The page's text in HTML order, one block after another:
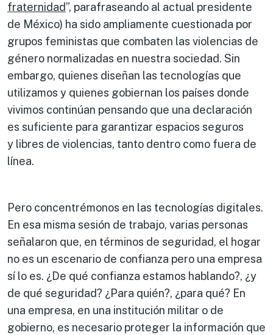
fraternidad”, parafraseando al actual presidente
de México) ha sido ampliamente cuestionada por
grupos feministas que combaten las violencias de
género normalizadas en nuestra sociedad. Sin
embargo, quienes diseñan las tecnologías que
utilizamos y quienes gobiernan los países donde
vivimos continúan pensando que una declaración
es suficiente para garantizar espacios seguros
y libres de violencias, tanto dentro como fuera de
línea.
Pero concentrémonos en las tecnologías digitales.
En esa misma sesión de trabajo, varias personas
señalaron que, en términos de seguridad, el hogar
no es un escenario de confianza pero una empresa
sí lo es. ¿De qué confianza estamos hablando?, ¿y
de qué seguridad? ¿Para quién?, ¿para qué? En
una empresa, en una institución militar o de
gobierno, es necesario proteger la información que